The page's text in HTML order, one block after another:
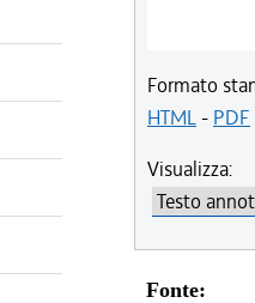
Formato
HTML- PDF
Visualizza:
Fonte: